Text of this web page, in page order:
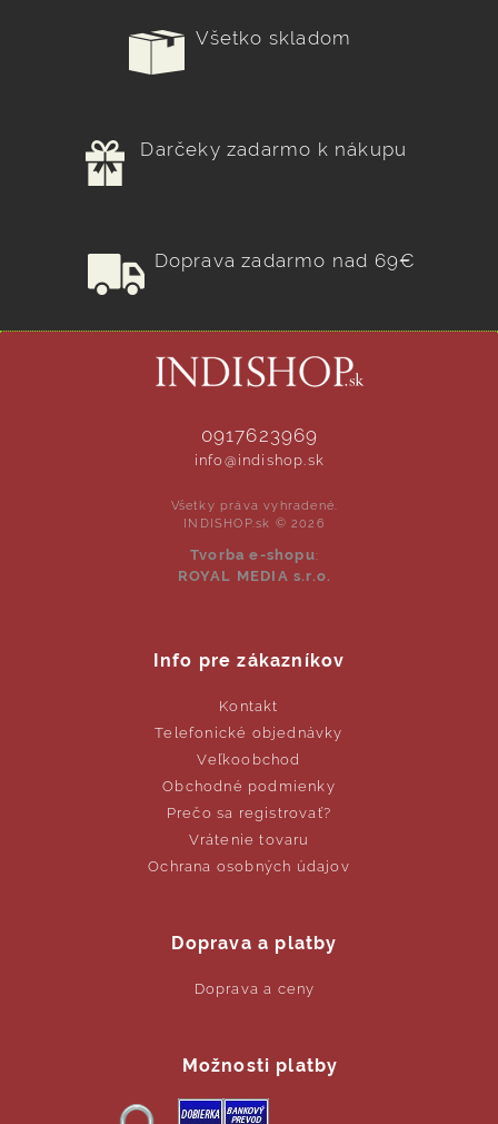
Všetko skladom
Darčeky zadarmo k nákupu
Doprava zadarmo nad 69€
0917623969
info@indishop.sk
Všetky práva vyhradené.
INDISHOP.sk © 2026
Tvorba e-shopu:
ROYAL MEDIA s.r.o.
Info pre zákazníkov
Kontakt
Telefonické objednávky
Veľkoobchod
Obchodné podmienky
Prečo sa registrovať?
Vrátenie tovaru
Ochrana osobných údajov
Doprava a platby
Doprava a ceny
Možnosti platby